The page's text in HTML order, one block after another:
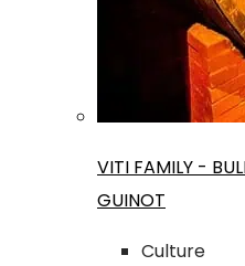
VITI FAMILY -
GUINOT
Culture